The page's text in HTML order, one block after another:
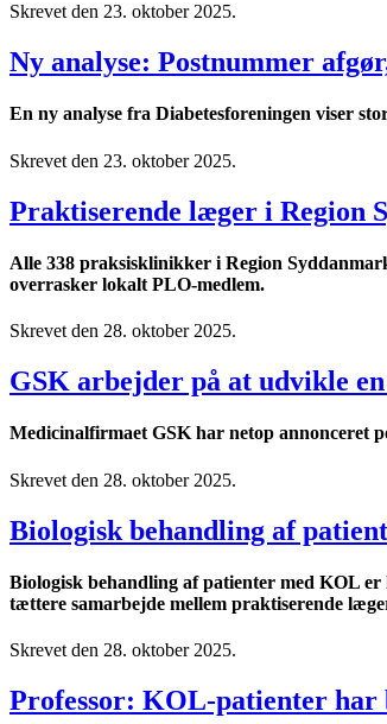
Skrevet den 23. oktober 2025.
Ny analyse: Postnummer
En ny analyse fra Diabetesforeningen viser
Skrevet den 23. oktober 2025.
Praktiserende læger i Region
Alle 338 praksisklinikker i Region
overrasker lokalt PLO-medlem.
Skrevet den 28. oktober 2025.
GSK arbejder på at udvikle
Medicinalfirmaet GSK har netop annonceret
Skrevet den 28. oktober 2025.
Biologisk behandling af
Biologisk behandling af patienter med KOL
tættere samarbejde mellem praktiserende
Skrevet den 28. oktober 2025.
Professor: KOL-patienter har